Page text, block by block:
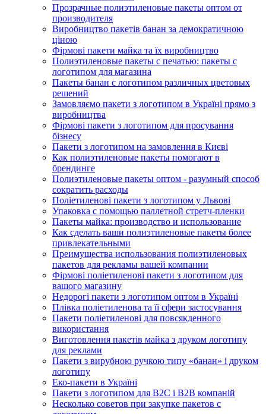
Прозрачные полиэтиленовые пакеты оптом от
производителя
Виробництво пакетів банан за демократичною
ціною
Фірмові пакети майка та їх виробництво
Полиэтиленовые пакеты с печатью: пакеты с
логотипом для магазина
Пакеты банан с логотипом различных цветовых
решений
Замовляємо пакети з логотипом в Україні прямо з
виробництва
Фірмові пакети з логотипом для просування
бізнесу
Пакети з логотипом на замовлення в Києві
Как полиэтиленовые пакеты помогают в
брендинге
Полиэтиленовые пакеты оптом - разумный способ
сократить расходы
Поліетиленові пакети з логотипом у Львові
Упаковка с помощью паллетной стретч-пленки
Пакеты майка: производство и использование
Как сделать ваши полиэтиленовые пакеты более
привлекательными
Преимущества использования полиэтиленовых
пакетов для рекламы вашей компании
Фірмові поліетиленові пакети з логотипом для
вашого магазину
Недорогі пакети з логотипом оптом в Україні
Плівка поліетиленова та її сфери застосування
Пакети поліетиленові для повсякденного
використання
Виготовлення пакетів майка з друком логотипу
для реклами
Пакети з вирубною ручкою типу «банан» і друком
логотипу
Еко-пакети в Україні
Пакети з логотипом для B2C і B2B компаній
Несколько советов при закупке пакетов с